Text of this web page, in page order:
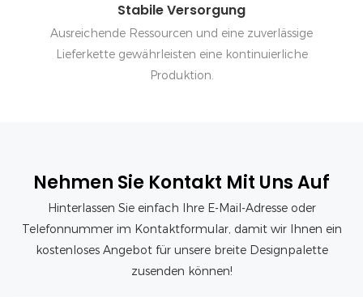
Stabile Versorgung
Ausreichende Ressourcen und eine zuverlässige
Lieferkette gewährleisten eine kontinuierliche
Produktion.
Nehmen Sie Kontakt Mit Uns Auf
Hinterlassen Sie einfach Ihre E-Mail-Adresse oder
Telefonnummer im Kontaktformular, damit wir Ihnen ein
kostenloses Angebot für unsere breite Designpalette
zusenden können!